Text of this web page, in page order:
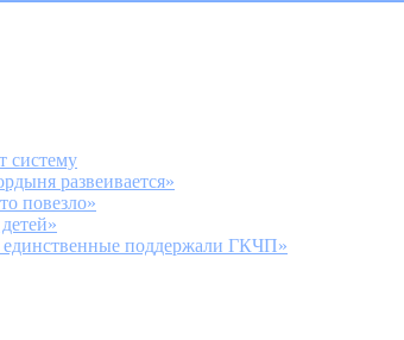
систему
развеивается»
повезло»
поддержали ГКЧП»